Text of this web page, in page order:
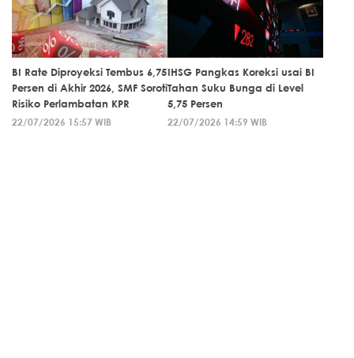
BI Rate Diproyeksi Tembus 6,75
Persen di Akhir 2026, SMF Soroti
Risiko Perlambatan KPR
22/07/2026 15:57 WIB
IHSG Pangkas Koreksi usai BI
Tahan Suku Bunga di Level
5,75 Persen
22/07/2026 14:59 WIB